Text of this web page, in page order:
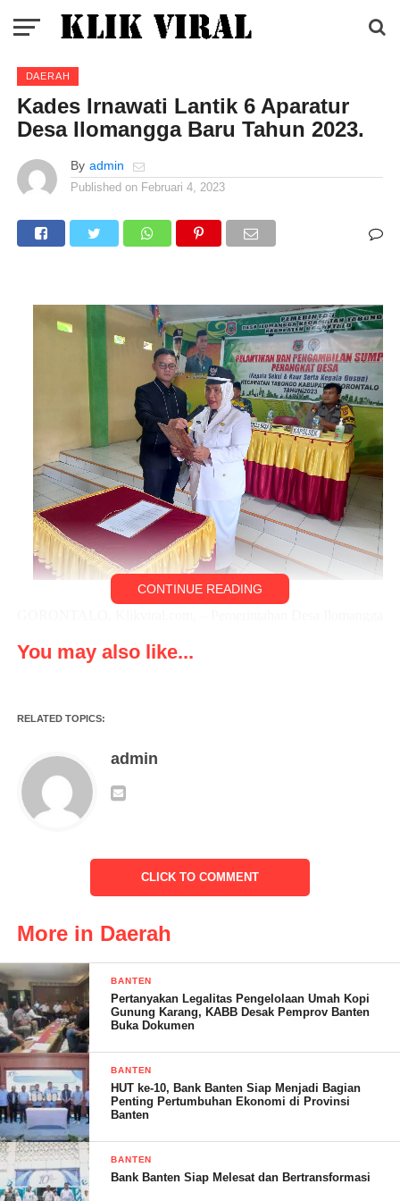
DAERAH
Kades Irnawati Lantik 6 Aparatur
Desa Ilomangga Baru Tahun 2023.
By admin
Published on Februari 4, 2023
lama ini telah melantik 6 Perangkat Desanya yang berlangsung
dari seleksi beberapa hari lalu, diantaranya: 1 Sekretaris Desa, 2
Kasie, 2 Kaur dan 1 orang Kepala Dusun, dan hari ini ke-6
orang yang resmi kami lantik, masing-masing;
Sukirno Djafar S Pd.I dengan jabatan
Sekretaris Desa, Miftshulzannah S.Helu, SP jabatan Kasie
CONTINUE READING
You may also like...
RELATED TOPICS:
admin
CLICK TO COMMENT
More in Daerah
BANTEN
Pertanyakan Legalitas Pengelolaan Umah Kopi
Gunung Karang, KABB Desak Pemprov Banten
Buka Dokumen
BANTEN
HUT ke-10, Bank Banten Siap Menjadi Bagian
Penting Pertumbuhan Ekonomi di Provinsi
Banten
BANTEN
Bank Banten Siap Melesat dan Bertransformasi